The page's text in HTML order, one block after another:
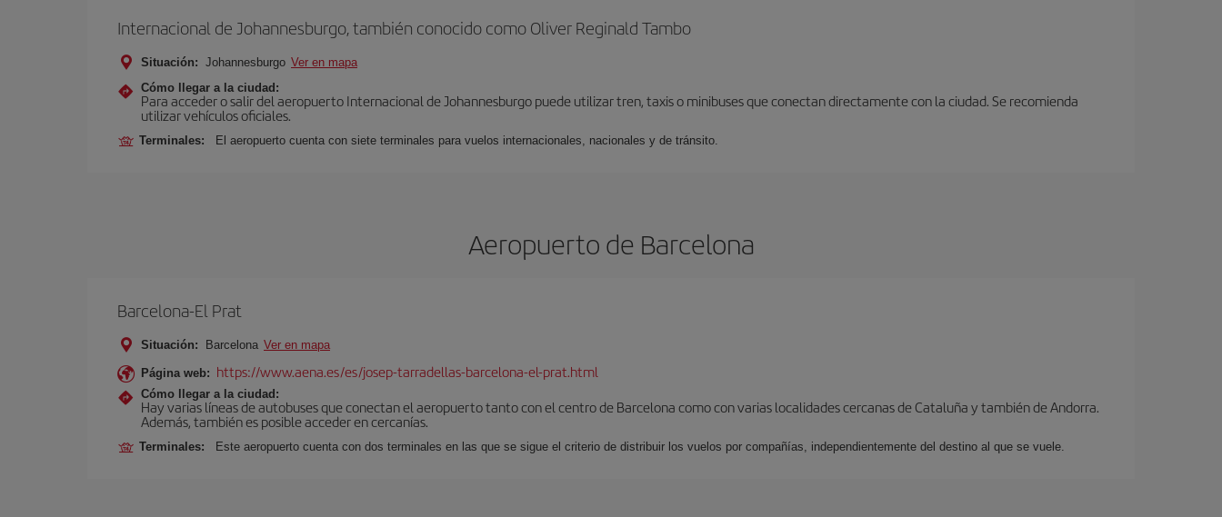
Internacional de Johannesburgo, también conocido como Oliver Reginald Tambo
Situación: Johannesburgo Ver en mapa
Cómo llegar a la ciudad:
Para acceder o salir del aeropuerto Internacional de Johannesburgo puede utilizar tren, taxis o minibuses que conectan directamente con la ciudad. Se recomienda
utilizar vehículos oficiales.
Terminales: El aeropuerto cuenta con siete terminales para vuelos internacionales, nacionales y de tránsito.
Aeropuerto de Barcelona
Barcelona-El Prat
Situación: Barcelona Ver en mapa
Página web: https://www.aena.es/es/josep-tarradellas-barcelona-el-prat.html
Cómo llegar a la ciudad:
Hay varias líneas de autobuses que conectan el aeropuerto tanto con el centro de Barcelona como con varias localidades cercanas de Cataluña y también de Andorra.
Además, también es posible acceder en cercanías.
Terminales: Este aeropuerto cuenta con dos terminales en las que se sigue el criterio de distribuir los vuelos por compañías, independientemente del destino al que se vuele.